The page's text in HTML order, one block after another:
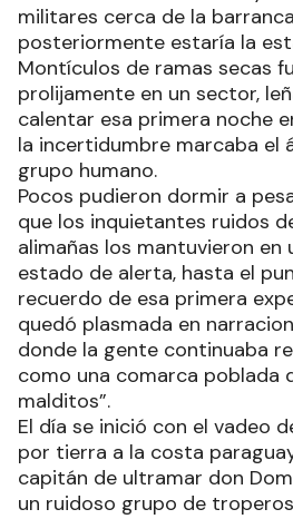
militares cerca de la
posteriormente estaría la
Montículos de ramas secas
prolijamente en un sector,
calentar esa primera noche
la incertidumbre marcaba el
grupo humano.
Pocos pudieron dormir a
que los inquietantes ruidos
alimañas los mantuvieron en
estado de alerta, hasta el
recuerdo de esa primera
quedó plasmada en
donde la gente continuaba
como una comarca poblada
malditos”.
El día se inició con el vadeo
por tierra a la costa
capitán de ultramar don
un ruidoso grupo de